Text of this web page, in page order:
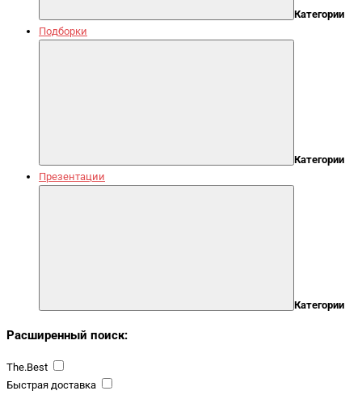
Категории
Подборки
Категории
Презентации
Категории
Расширенный поиск:
The.Best
Быстрая доставка